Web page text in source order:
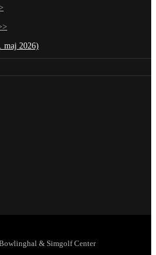
maj 2026)
& Simgolf Center